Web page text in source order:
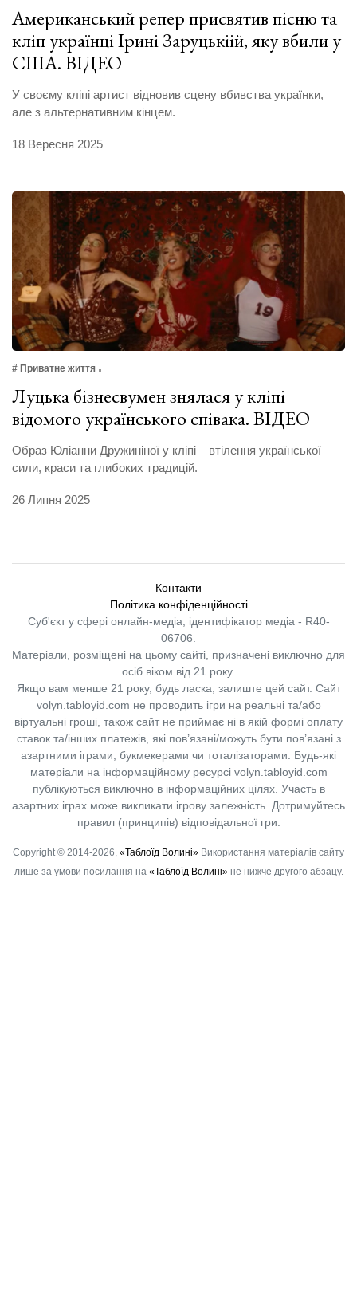
Американський репер присвятив пісню та
кліп українці Ірині Заруцькіій, яку вбили у
США. ВІДЕО
У своєму кліпі артист відновив сцену вбивства українки,
але з альтернативним кінцем.
18 Вересня 2025
# Приватне життя
Луцька бізнесвумен знялася у кліпі
відомого українського співака. ВІДЕО
Образ Юліанни Дружиніної у кліпі – втілення української
сили, краси та глибоких традицій.
26 Липня 2025
Контакти
Політика конфіденційності
Суб'єкт у сфері онлайн-медіа; ідентифікатор медіа - R40-
06706.
Матеріали, розміщені на цьому сайті, призначені виключно для
осіб віком від 21 року.
Якщо вам менше 21 року, будь ласка, залиште цей сайт. Сайт
volyn.tabloyid.com не проводить ігри на реальні та/або
віртуальні гроші, також сайт не приймає ні в якій формі оплату
ставок та/інших платежів, які пов’язані/можуть бути пов’язані з
азартними іграми, букмекерами чи тоталізаторами. Будь-які
матеріали на інформаційному ресурсі volyn.tabloyid.com
публікуються виключно в інформаційних цілях. Участь в
азартних іграх може викликати ігрову залежність. Дотримуйтесь
правил (принципів) відповідальної гри.
Copyright © 2014-2026, «Таблоїд Волині» Використання матеріалів сайту
лише за умови посилання на «Таблоїд Волині»не нижче другого абзацу.